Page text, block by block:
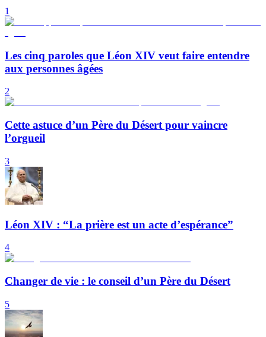
1
Les cinq paroles que Léon XIV veut faire entendre
aux personnes âgées
2
Cette astuce d’un Père du Désert pour vaincre
l’orgueil
3
Léon XIV : “La prière est un acte d’espérance”
4
Changer de vie : le conseil d’un Père du Désert
5